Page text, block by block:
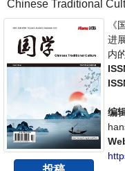
Chinese Traditional
《
进
内
究
界
发
编